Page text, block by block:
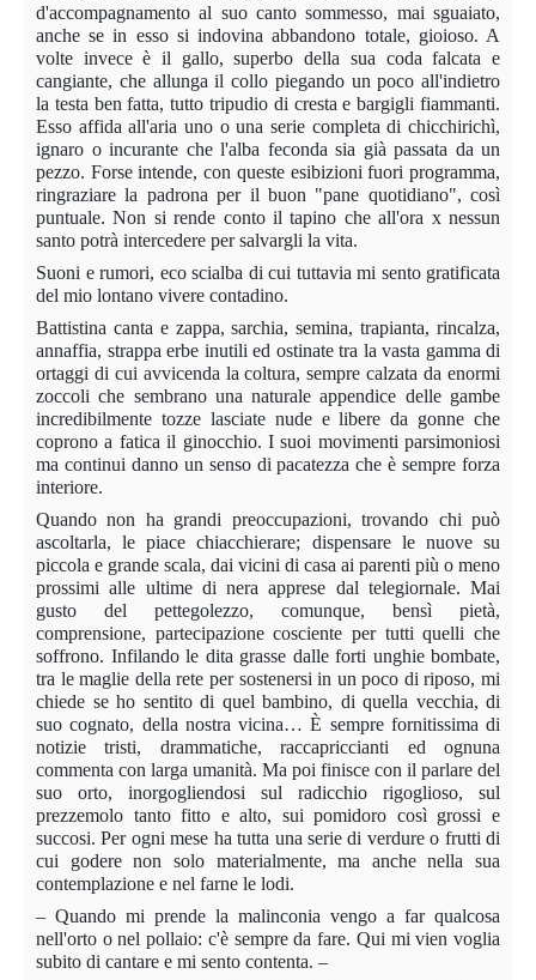
d'accompagnamento al suo canto sommesso, mai sguaiato,
anche se in esso si indovina abbandono totale, gioioso. A
volte invece è il gallo, superbo della sua coda falcata e
cangiante, che allunga il collo piegando un poco all'indietro
la testa ben fatta, tutto tripudio di cresta e bargigli fiammanti.
Esso affida all'aria uno o una serie completa di chicchirichì,
ignaro o incurante che l'alba feconda sia già passata da un
pezzo. Forse intende, con queste esibizioni fuori programma,
ringraziare la padrona per il buon "pane quotidiano", così
puntuale. Non si rende conto il tapino che all'ora x nessun
santo potrà intercedere per salvargli la vita.
Suoni e rumori, eco scialba di cui tuttavia mi sento gratificata
del mio lontano vivere contadino.
Battistina canta e zappa, sarchia, semina, trapianta, rincalza,
annaffia, strappa erbe inutili ed ostinate tra la vasta gamma di
ortaggi di cui avvicenda la coltura, sempre calzata da enormi
zoccoli che sembrano una naturale appendice delle gambe
incredibilmente tozze lasciate nude e libere da gonne che
coprono a fatica il ginocchio. I suoi movimenti parsimoniosi
ma continui danno un senso di pacatezza che è sempre forza
interiore.
Quando non ha grandi preoccupazioni, trovando chi può
ascoltarla, le piace chiacchierare; dispensare le nuove su
piccola e grande scala, dai vicini di casa ai parenti più o meno
prossimi alle ultime di nera apprese dal telegiornale. Mai
gusto del pettegolezzo, comunque, bensì pietà,
comprensione, partecipazione cosciente per tutti quelli che
soffrono. Infilando le dita grasse dalle forti unghie bombate,
tra le maglie della rete per sostenersi in un poco di riposo, mi
chiede se ho sentito di quel bambino, di quella vecchia, di
suo cognato, della nostra vicina… È sempre fornitissima di
notizie tristi, drammatiche, raccapriccianti ed ognuna
commenta con larga umanità. Ma poi finisce con il parlare del
suo orto, inorgogliendosi sul radicchio rigoglioso, sul
prezzemolo tanto fitto e alto, sui pomidoro così grossi e
succosi. Per ogni mese ha tutta una serie di verdure o frutti di
cui godere non solo materialmente, ma anche nella sua
contemplazione e nel farne le lodi.
– Quando mi prende la malinconia vengo a far qualcosa
nell'orto o nel pollaio: c'è sempre da fare. Qui mi vien voglia
subito di cantare e mi sento contenta. –